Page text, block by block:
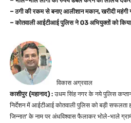
– ठगी की रकम से बनाए आलीशान मकान, खरीदी महंगी
– कोतवाली आईटीआई पुलिस ने 03 अभियुक्तों को किया
विकास अग्रवाल
काशीपुर (महानाद) :उधम सिंह नगर के नये पुलिस
निर्देशन में आईटीआई कोतवाली पुलिस को बड़ी सफलता
जिन्नात’ के नाम पर अंधविश्वास फैलाकर भोले-भाले